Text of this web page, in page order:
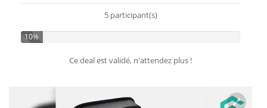
5 participant(s)
10%
Ce deal est validé, n'attendez plus !